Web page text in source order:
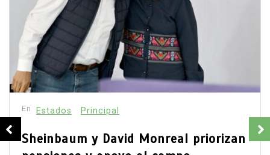
agosto 5, 2026 0 638 palabras
El gobernador planteó que apoyar la producción
rural también protege comunidades y patrimonio.
La apuesta política ya está trazada.
agua campo zacatecano
Claudia Sheinbaum
David Monreal
desarrollo rural
extorsión
paz en Zacatecas
productores
Sombrerete
Leer todo